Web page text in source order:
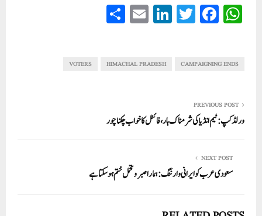
W
ha
A
Fa
ce
ok
T
wi
Li
nk
In
E
m
CAMPAIGNING ENDS
HIMACHAL PRADESH
VOTERS
PREVIOUS POST
ورلڈ کپ: ٹیم انڈیا کی شرمناک ہار، فائنل کا خواب چکناچور
NEXT POST
سعودی عرب کو ایرانی وارننگ: ہمارا صبر و تحمل ختم ہو سکتا ہے